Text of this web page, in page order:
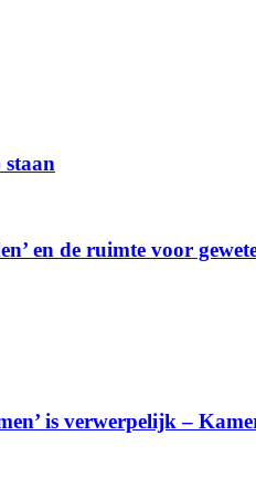
staan
en de ruimte voor
is verwerpelijk –